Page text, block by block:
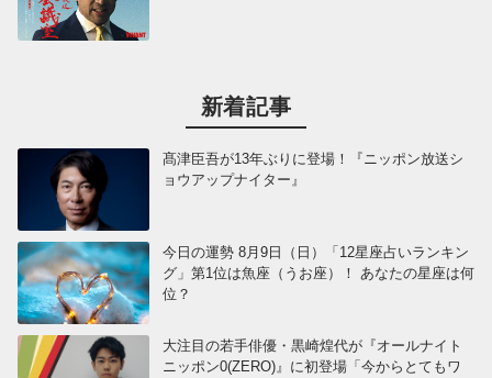
新着記事
髙津臣吾が13年ぶりに登場！『ニッポン放送シ
ョウアップナイター』
今日の運勢 8月9日（日）「12星座占いランキン
グ」第1位は魚座（うお座）！ あなたの星座は何
位？
大注目の若手俳優・黒崎煌代が『オールナイト
ニッポン0(ZERO)』に初登場「今からとてもワ